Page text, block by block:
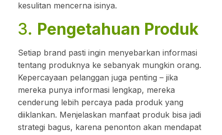
kesulitan mencerna isinya.
3. Pengetahuan Produk
Setiap brand pasti ingin menyebarkan informasi
tentang produknya ke sebanyak mungkin orang.
Kepercayaan pelanggan juga penting – jika
mereka punya informasi lengkap, mereka
cenderung lebih percaya pada produk yang
diiklankan. Menjelaskan manfaat produk bisa jadi
strategi bagus, karena penonton akan mendapat